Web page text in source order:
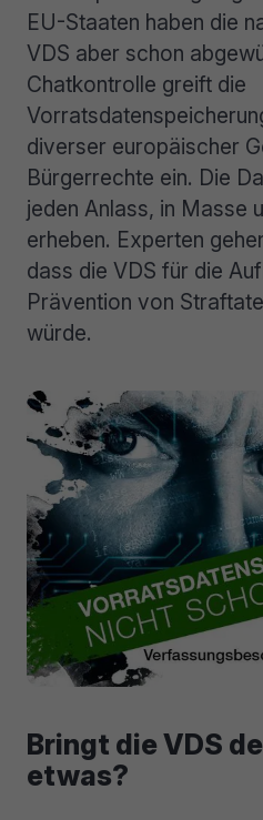
EU-Staaten haben die
VDS aber schon
Chatkontrolle greift die
diverser europäischer
Bürgerrechte ein. Die
jeden Anlass, in Masse
erheben. Experten
dass die VDS für die
Prävention von
würde.
Bringt die VDS
etwas?